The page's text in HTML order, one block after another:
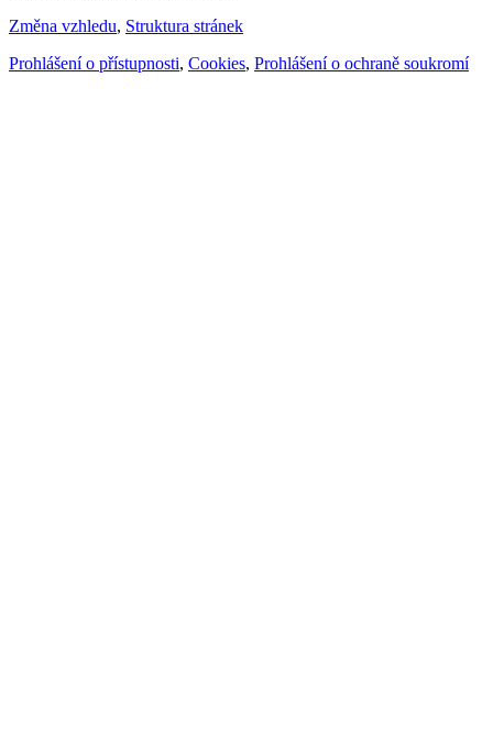
Změna vzhledu, Struktura stránek
Prohlášení o přístupnosti, Cookies, Prohlášení o ochraně soukromí